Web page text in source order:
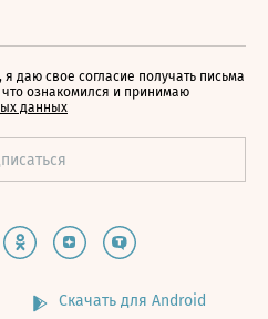
даю свое согласие получать письма
ознакомился и принимаю
данных
Скачать для Android